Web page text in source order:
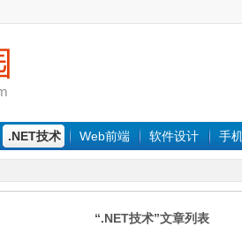
.NET技术 Web前端 软件设计 手
“.NET技术”文章列表